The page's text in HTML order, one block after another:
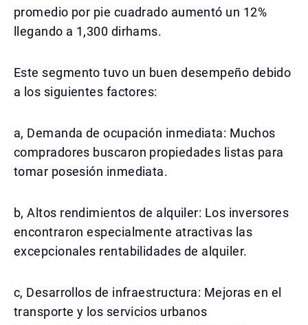
promedio por pie cuadrado aumentó un 12%
llegando a 1,300 dirhams.
Este segmento tuvo un buen desempeño debido
a los siguientes factores:
a, Demanda de ocupación inmediata: Muchos
compradores buscaron propiedades listas para
tomar posesión inmediata.
b, Altos rendimientos de alquiler: Los inversores
encontraron especialmente atractivas las
excepcionales rentabilidades de alquiler.
c, Desarrollos de infraestructura: Mejoras en el
transporte y los servicios urbanos